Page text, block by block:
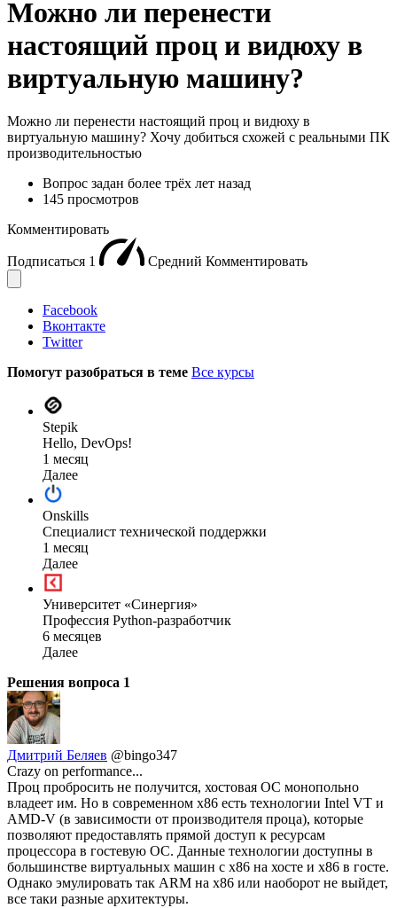
Можно ли перенести
настоящий проц и видюху в
виртуальную машину?
Можно ли перенести настоящий проц и видюху в
виртуальную машину? Хочу добиться схожей с реальными ПК
производительностью
Вопрос задан более трёх лет назад
145 просмотров
Комментировать
Подписаться 1 Средний Комментировать
Facebook
Вконтакте
Twitter
Помогут разобраться в теме Все курсы
Stepik
Hello, DevOps!
1 месяц
Далее
Onskills
Специалист технической поддержки
1 месяц
Далее
Университет «Синергия»
Профессия Python-разработчик
6 месяцев
Далее
Решения вопроса 1
Дмитрий Беляев @bingo347
Crazy on performance...
Проц пробросить не получится, хостовая ОС монопольно
владеет им. Но в современном x86 есть технологии Intel VT и
AMD-V (в зависимости от производителя проца), которые
позволяют предоставлять прямой доступ к ресурсам
процессора в гостевую ОС. Данные технологии доступны в
большинстве виртуальных машин с x86 на хосте и x86 в госте.
Однако эмулировать так ARM на x86 или наоборот не выйдет,
все таки разные архитектуры.